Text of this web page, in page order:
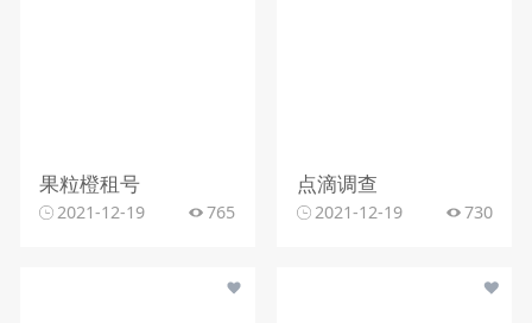
果粒橙租号
2021-12-19 765
点滴调查
2021-12-19 730